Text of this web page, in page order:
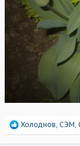
Р
а
Холоднов СЭМ